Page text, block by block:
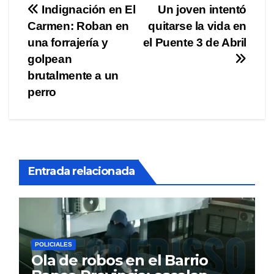
Navegación
de
entradas
Un joven intentó
quitarse la vida en
el Puente 3 de Abril
Indignación en El
Carmen: Roban en
una forrajería y
golpean
brutalmente a un
perro
Entrada relacionada
POLICIALES
Ola de robos en el Barrio